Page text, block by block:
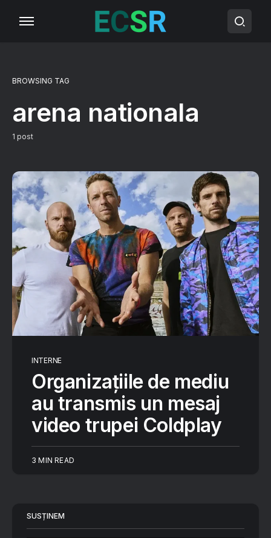
BROWSING TAG
arena nationala
1 post
INTERNE
Organizațiile de mediu
au transmis un mesaj
video trupei Coldplay
3 MIN READ
SUSȚINEM